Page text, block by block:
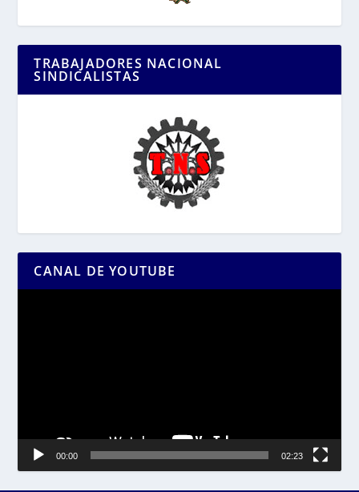
TRABAJADORES NACIONAL
SINDICALISTAS
CANAL DE YOUTUBE
00:00 02:23